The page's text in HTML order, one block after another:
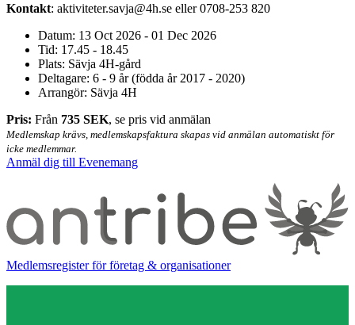
Kontakt: aktiviteter.savja@4h.se eller 0708-253 820
Datum: 13 Oct 2026 - 01 Dec 2026
Tid: 17.45 - 18.45
Plats: Sävja 4H-gård
Deltagare: 6 - 9 år (födda år 2017 - 2020)
Arrangör: Sävja 4H
Pris: Från 735 SEK, se pris vid anmälan
Medlemskap krävs, medlemskapsfaktura skapas vid anmälan automatiskt för
icke medlemmar.
Anmäl dig till Evenemang
Medlemsregister för företag & organisationer